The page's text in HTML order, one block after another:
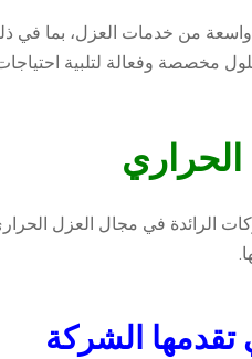
من خدمات العزل، بما في
وفعالة لتلبية احتياجات
الرائدة في مجال العزل
تقدمها الشركة